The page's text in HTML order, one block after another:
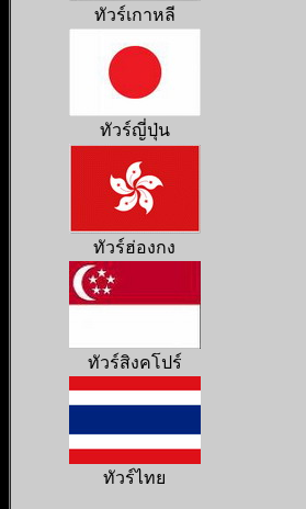
ทัวร์เกาหลี
ทัวร์ญี่ปุ่น
ทัวร์ฮ่องกง
ทัวร์สิงคโปร์
ทัวร์ไทย